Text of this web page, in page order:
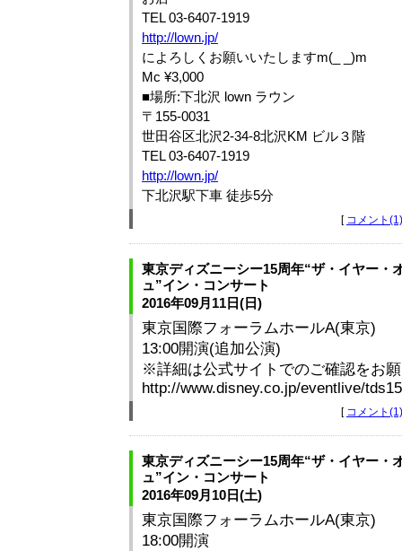
TEL 03-6407-1919
http://lown.jp/
によろしくお願いいたしますm(_ _)m
Mc ¥3,000
■場所:下北沢 lown ラウン
〒155-0031
世田谷区北沢2-34-8北沢KM ビル３階
TEL 03-6407-1919
http://lown.jp/
下北沢駅下車 徒歩5分
[ コメント(1)
東京ディズニーシー15周年“ザ・イヤー・
ュ”イン・コンサート
2016年09月11日(日)
東京国際フォーラムホールA(東京)
13:00開演(追加公演)
※詳細は公式サイトでのご確認をお
http://www.disney.co.jp/eventlive/
[ コメント(1)
東京ディズニーシー15周年“ザ・イヤー・
ュ”イン・コンサート
2016年09月10日(土)
東京国際フォーラムホールA(東京)
18:00開演